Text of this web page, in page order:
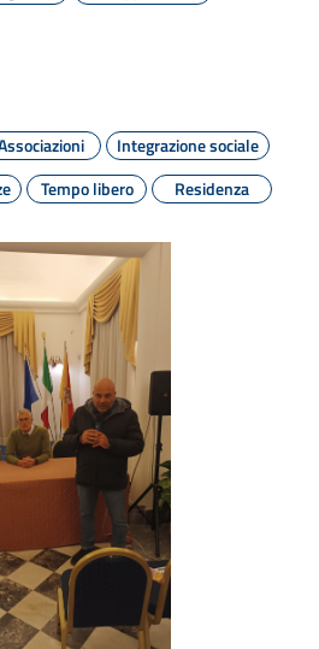
Integrazione sociale
Tempo libero Residenza